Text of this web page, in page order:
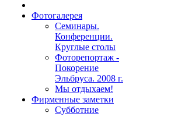
Фотогалерея
Семинары.
Конференции.
Круглые столы
Фоторепортаж -
Покорение
Эльбруса. 2008 г.
Мы отдыхаем!
Фирменные заметки
Субботние